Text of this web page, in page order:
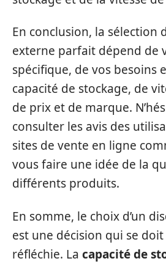
En conclusion, la sélection
externe parfait dépend de
spécifique, de vos besoins
capacité de stockage, de
de prix et de marque.
consulter les avis des
sites de vente en ligne
vous faire une idée de la
différents produits.
En somme, le choix d’un
est une décision qui se
réfléchie. La capacité de